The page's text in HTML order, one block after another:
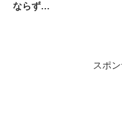
ならず…
スポ